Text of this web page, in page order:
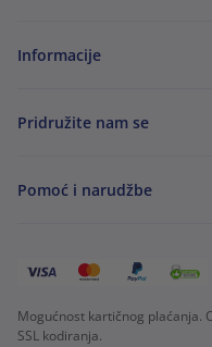
Informacije
Pridružite nam se
Pomoć i narudžbe
Mogućnost kartičnog plaćanja.
SSL kodiranja.